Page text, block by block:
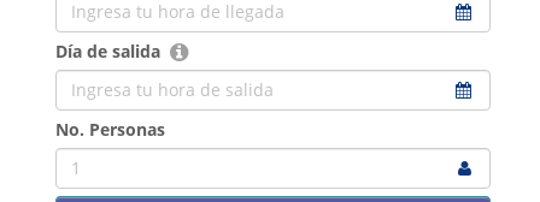
Día de salida
No. Personas
1